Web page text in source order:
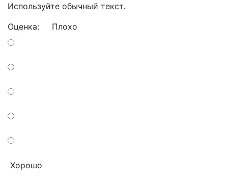
Используйте обычный текст.
Оценка: Плохо
Хорошо